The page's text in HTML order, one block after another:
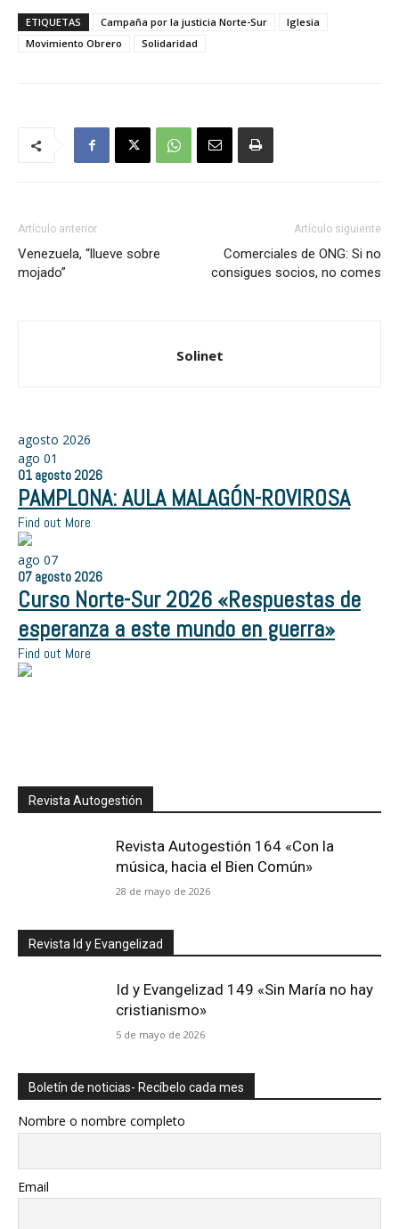
ETIQUETAS Campaña por la justicia Norte-Sur
Iglesia
Movimiento Obrero
Solidaridad
Artículo anterior
Venezuela, “llueve sobre
mojado”
Artículo siguiente
Comerciales de ONG: Si no
consigues socios, no comes
Solinet
agosto 2026
ago 01
01 agosto 2026
PAMPLONA: AULA MALAGÓN-ROVIROSA
Find out More
ago 07
07 agosto 2026
Curso Norte-Sur 2026 «Respuestas de
esperanza a este mundo en guerra»
Find out More
Revista Autogestión
Revista Autogestión 164 «Con la
música, hacia el Bien Común»
28 de mayo de 2026
Revista Id y Evangelizad
Id y Evangelizad 149 «Sin María no hay
cristianismo»
5 de mayo de 2026
Boletín de noticias- Recíbelo cada mes
Nombre o nombre completo
Email